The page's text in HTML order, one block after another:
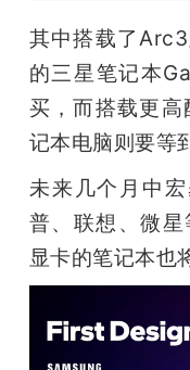
搞
机
其中搭载了
的三星笔记本
买，而搭载更
记本电脑则要等
未来几个月中
普、联想、微
显卡的笔记本也